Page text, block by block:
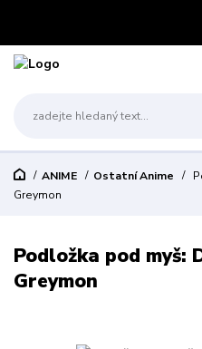
ANIME Ostatní Anime
Greymon
Podložka pod myš:
Greymon